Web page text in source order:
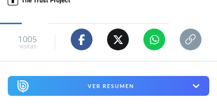
1005
visitas
VER RESUMEN